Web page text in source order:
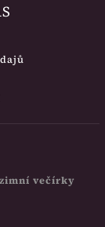
večírky